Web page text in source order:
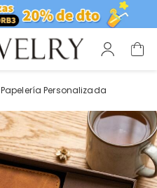
Papelería Personalizada